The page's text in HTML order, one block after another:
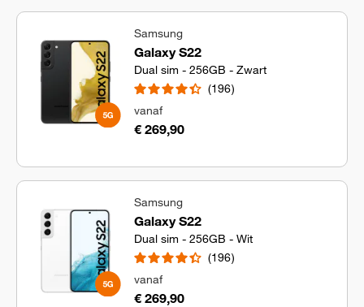
Samsung
Galaxy S22
Dual sim - 256GB - Zwart
196
vanaf
€ 269,90
Samsung
Galaxy S22
Dual sim - 256GB - Wit
196
vanaf
€ 269,90